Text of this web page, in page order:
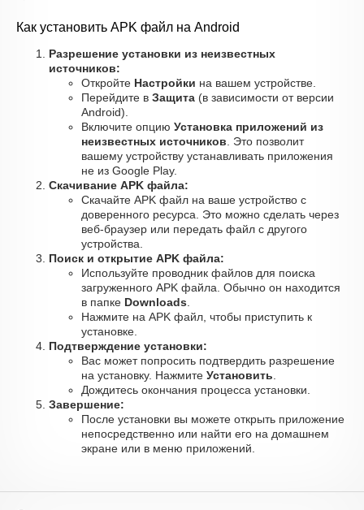
Как установить APK файл на Android
Разрешение установки из неизвестных
источников:
Откройте Настройки на вашем устройстве.
Перейдите в Защита (в зависимости от версии
Android).
Включите опцию Установка приложений из
неизвестных источников . Это позволит
вашему устройству устанавливать приложения
не из Google Play.
Скачивание APK файла:
Скачайте APK файл на ваше устройство с
доверенного ресурса. Это можно сделать через
веб-браузер или передать файл с другого
устройства.
Поиск и открытие APK файла:
Используйте проводник файлов для поиска
загруженного APK файла. Обычно он находится
в папке Downloads
Нажмите на APK файл, чтобы приступить к
установке.
Подтверждение установки:
Вас может попросить подтвердить разрешение
на установку. Нажмите Установить
Дождитесь окончания процесса установки.
Завершение:
После установки вы можете открыть приложение
непосредственно или найти его на домашнем
экране или в меню приложений.